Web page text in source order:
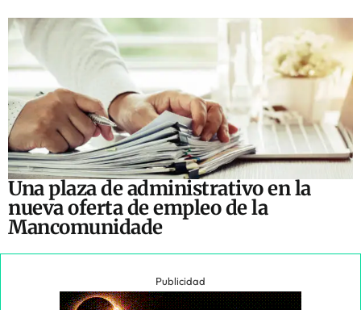
Una plaza de administrativo en la
nueva oferta de empleo de la
Mancomunidade
Publicidad